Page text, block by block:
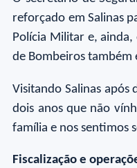
reforçado em Salinas
Polícia Militar e,
de Bombeiros também
Visitando Salinas
dois anos que não
família e nos sentimos
Fiscalização e